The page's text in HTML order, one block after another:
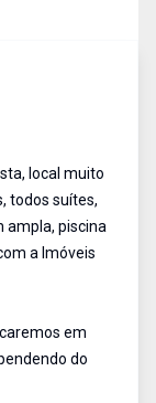
local muito
todos suítes,
ampla, piscina
a Imóveis
em
do